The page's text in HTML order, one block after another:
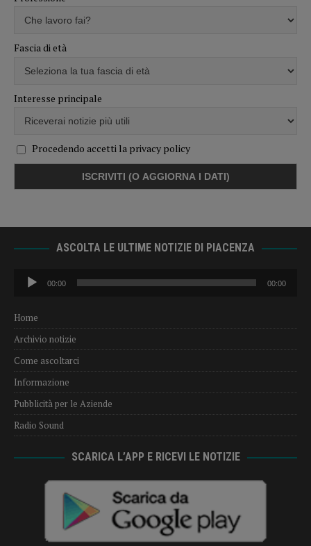
Fascia di età
Interesse principale
Procedendo accetti la privacy policy
ASCOLTA LE ULTIME NOTIZIE DI PIACENZA
Audio
Player
00:00 00:00
Home
Archivio notizie
Come ascoltarci
Informazione
Pubblicità per le Aziende
Radio Sound
SCARICA L’APP E RICEVI LE NOTIZIE